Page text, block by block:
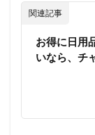
関連記事
お得に日用
いなら、チ